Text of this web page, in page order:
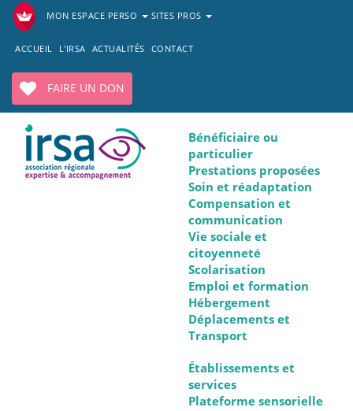
MON ESPACE PERSO SITES PROS
ACCUEIL L'IRSA ACTUALITÉS CONTACT
FAIRE UN DON
Bénéficiaire ou
particulier
Prestations proposées
Soin et réadaptation
Compensation et
communication
Vie sociale et
citoyenneté
Scolarisation
Emploi et formation
Hébergement
Déplacements et
Transport
Établissements et
services
Plateforme sensorielle